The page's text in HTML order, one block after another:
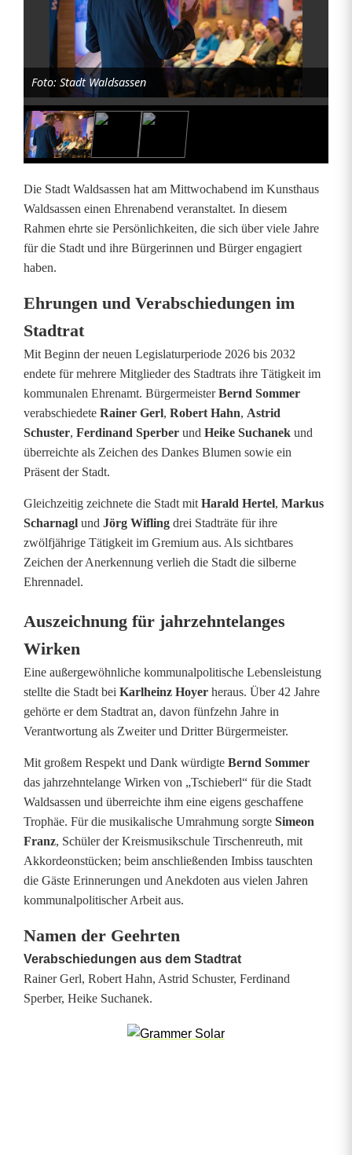
a
b
e
d
w
ü
r
d
i
g
t
l
a
n
g
j
h
r
i
g
S
t
a
d
t
ä
t
Foto: Stadt Waldsassen
Die Stadt Waldsassen hat am Mittwochabend im Kunsthaus
Waldsassen einen Ehrenabend veranstaltet. In diesem
Rahmen ehrte sie Persönlichkeiten, die sich über viele Jahre
für die Stadt und ihre Bürgerinnen und Bürger engagiert
haben.
Ehrungen und Verabschiedungen im
Stadtrat
Mit Beginn der neuen Legislaturperiode 2026 bis 2032
endete für mehrere Mitglieder des Stadtrats ihre Tätigkeit im
kommunalen Ehrenamt. BürgermeisterBernd Sommer
verabschiedete Rainer Gerl, Robert Hahn, Astrid
Schuster, Ferdinand Sperber und Heike Suchanek und
überreichte als Zeichen des Dankes Blumen sowie ein
Präsent der Stadt.
Gleichzeitig zeichnete die Stadt mit Harald Hertel, Markus
Scharnagl und Jörg Wifling drei Stadträte für ihre
zwölfjährige Tätigkeit im Gremium aus. Als sichtbares
Zeichen der Anerkennung verlieh die Stadt die silberne
Ehrennadel.
Auszeichnung für jahrzehntelanges
Wirken
Eine außergewöhnliche kommunalpolitische Lebensleistung
stellte die Stadt bei Karlheinz Hoyer heraus. Über 42 Jahre
gehörte er dem Stadtrat an, davon fünfzehn Jahre in
Verantwortung als Zweiter und Dritter Bürgermeister.
Mit großem Respekt und Dank würdigte Bernd Sommer
das jahrzehntelange Wirken von „Tschieberl“ für die Stadt
Waldsassen und überreichte ihm eine eigens geschaffene
Trophäe. Für die musikalische Umrahmung sorgte Simeon
Franz, Schüler der Kreismusikschule Tirschenreuth, mit
Akkordeonstücken; beim anschließenden Imbiss tauschten
die Gäste Erinnerungen und Anekdoten aus vielen Jahren
kommunalpolitischer Arbeit aus.
Namen der Geehrten
Verabschiedungen aus dem Stadtrat
Rainer Gerl, Robert Hahn, Astrid Schuster, Ferdinand
Sperber, Heike Suchanek.